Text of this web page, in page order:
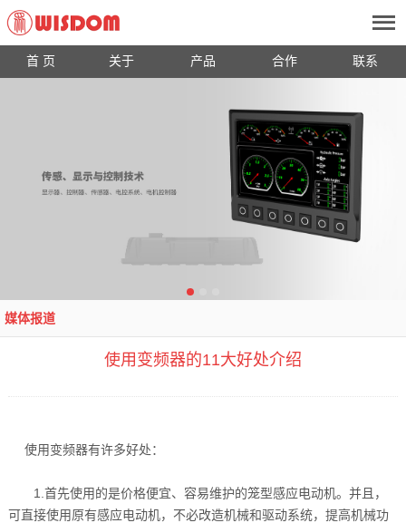
首 页 关于 产品 合作 联系
媒体报道
使用变频器的11大好处介绍
使用变频器有许多好处：
1.首先使用的是价格便宜、容易维护的笼型感应电动机。并且，
可直接使用原有感应电动机，不必改造机械和驱动系统，提高机械功